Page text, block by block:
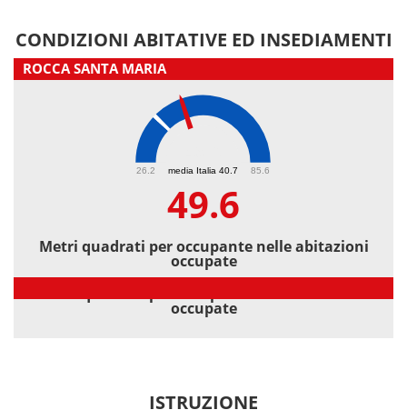
CONDIZIONI ABITATIVE ED INSEDIAMENTI
ROCCA SANTA MARIA
media Italia 40.7
26.2 85.6
49.6
Metri quadrati per occupante nelle abitazioni
occupate
occupate
ISTRUZIONE